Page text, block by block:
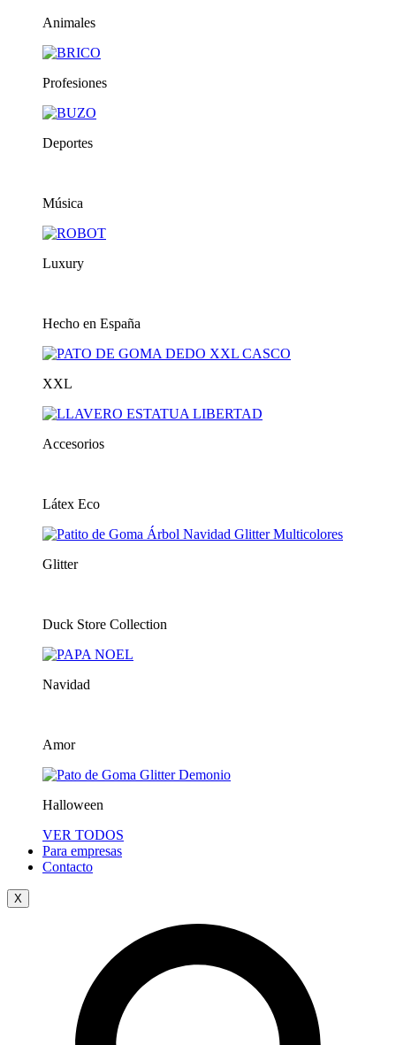
Animales
Profesiones
Deportes
Música
Luxury
Hecho en España
XXL
Accesorios
Látex Eco
Glitter
Duck Store Collection
Navidad
Amor
Halloween
VER TODOS
Para empresas
Contacto
X